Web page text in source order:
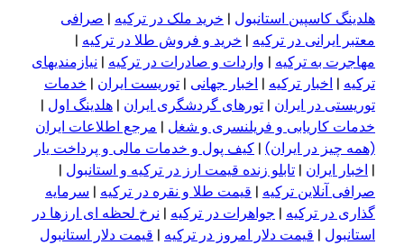
استانبول |خرید ملک در ترکیه|صرافی
ترکیه| خرید و فروش طلا در ترکیه |
|واردات و صادرات در ترکیه |نیازمندیهای
ترکیه|اخبار جهانی |توریست ایران| خدمات
|تورهای گردشگری ایران|هلدینگ اول|
و فریلنسری و شغل| مرجع اطلاعات ایران
|کیف پول و خدمات مالی و پرداخت یار
تابلو زنده قیمت ارز در ترکیه و استانبول |
ترکیه|قیمت طلا و نقره در ترکیه| سرمایه
جواهرات در ترکیه|نرخ لحظه ای ارزها در
دلار امروز در ترکیه| قیمت دلار استانبول